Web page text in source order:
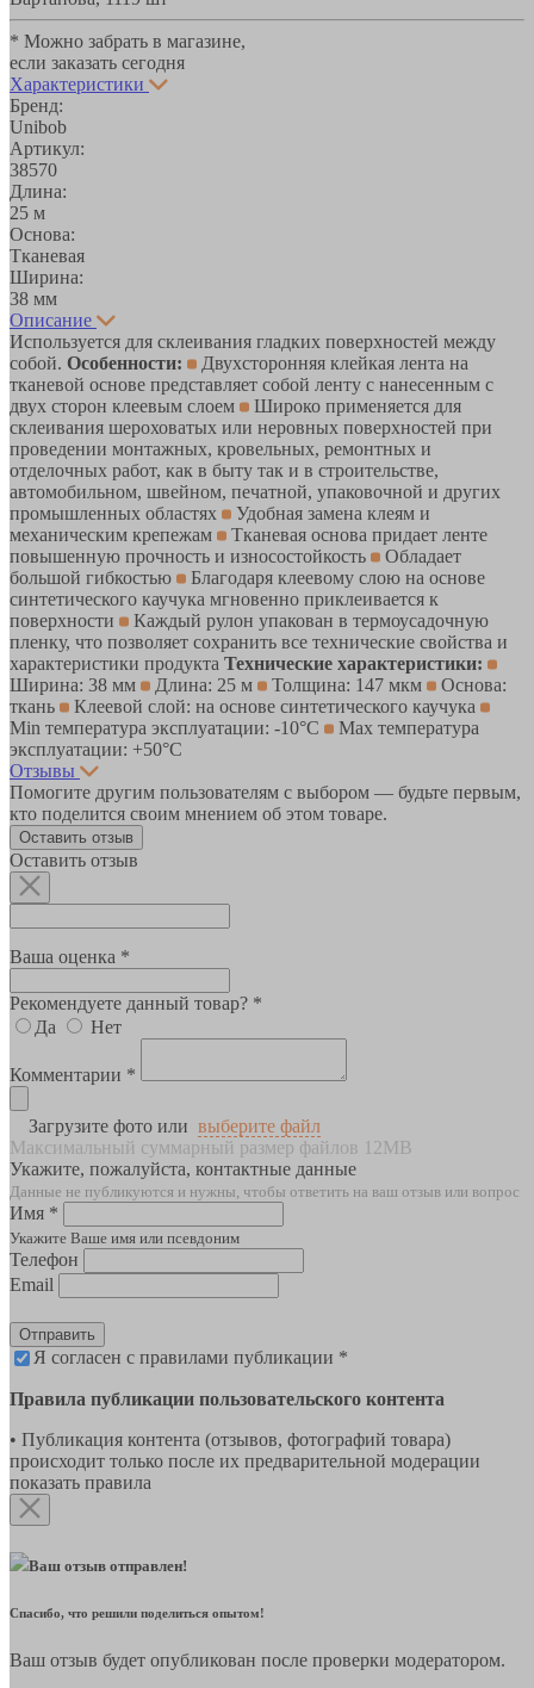
* Можно забрать в магазине,
если заказать сегодня
Характеристики
Бренд:
Unibob
Артикул:
38570
Длина:
25 м
Основа:
Тканевая
Ширина:
38 мм
Описание
Используется для склеивания гладких поверхностей между
собой. Особенности:
Двухсторонняя клейкая лента на
тканевой основе представляет собой ленту с нанесенным с
двух сторон клеевым слоем
Широко применяется для
склеивания шероховатых или неровных поверхностей при
проведении монтажных, кровельных, ремонтных и
отделочных работ, как в быту так и в строительстве,
автомобильном, швейном, печатной, упаковочной и других
промышленных областях
Удобная замена клеям и
механическим крепежам
Тканевая основа придает ленте
повышенную прочность и износостойкость
Обладает
большой гибкостью
Благодаря клеевому слою на основе
синтетического каучука мгновенно приклеивается к
поверхности
Каждый рулон упакован в термоусадочную
пленку, что позволяет сохранить все технические свойства и
характеристики продукта Технические характеристики:
Ширина: 38 мм
Длина: 25 м Толщина: 147 мкм
Основа:
ткань
Клеевой слой: на основе синтетического каучука
Min температура эксплуатации: -10°С
Max температура
эксплуатации: +50°С
Отзывы
Помогите другим пользователям с выбором — будьте первым,
кто поделится своим мнением об этом товаре.
Оставить отзыв
Оставить отзыв
Ваша оценка *
Рекомендуете данный товар? *
Да
Нет
Комментарии *
Загрузите фото или выберите файл
Максимальный суммарный размер файлов 12MB
Укажите, пожалуйста, контактные данные
Данные не публикуются и нужны, чтобы ответить на ваш отзыв или вопрос
Имя *
Укажите Ваше имя или псевдоним
Телефон
Email
Отправить
Я согласен с правилами публикации *
Правила публикации пользовательского контента
• Публикация контента (отзывов, фотографий товара)
происходит только после их предварительной модерации
показать правила
Ваш отзыв отправлен!
Спасибо, что решили поделиться опытом!
Ваш отзыв будет опубликован после проверки модератором.